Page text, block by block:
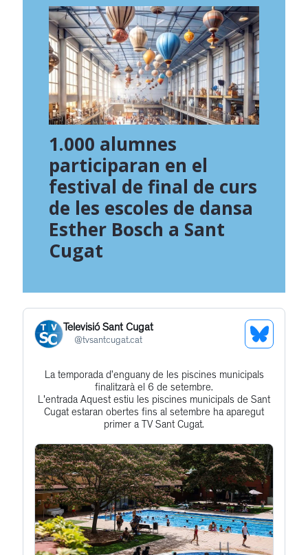
1.000 alumnes
participaran en el
festival de final de curs
de les escoles de dansa
Esther Bosch a Sant
Cugat
Televisió Sant Cugat
@tvsantcugat.cat
See
Profile
Get
to
this
La temporada d’enguany de les piscines municipals
finalitzarà el 6 de setembre.
L'entrada Aquest estiu les piscines municipals de Sant
Cugat estaran obertes fins al setembre ha aparegut
primer a TV Sant Cugat.